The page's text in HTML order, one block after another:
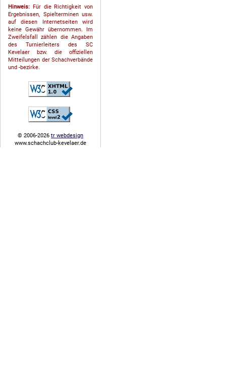
Hinweis: Für die Richtigkeit von
Ergebnissen, Spielterminen usw.
auf diesen Internetseiten wird
keine Gewähr übernommen. Im
Zweifelsfall zählen die Angaben
des Turnierleiters des SC
Kevelaer bzw. die offiziellen
Mitteilungen der Schach­ver­bände
und -bezirke.
© 2006-2026 tr webdesign
www.schachclub-kevelaer.de